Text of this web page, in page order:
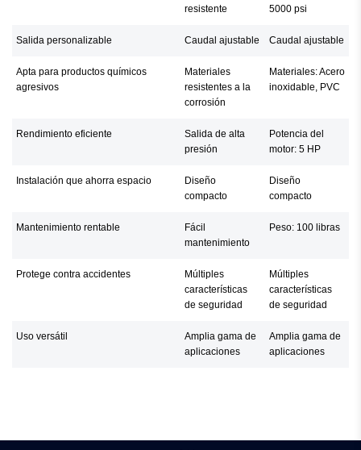
resistente
5000 psi
Salida personalizable Caudal ajustable Caudal ajustable
Apta para productos químicos
agresivos
Materiales
resistentes a la
corrosión
Materiales: Acero
inoxidable, PVC
Rendimiento eficiente
Salida de alta
presión
Potencia del
motor: 5 HP
Instalación que ahorra espacio
Diseño
compacto
Diseño
compacto
Mantenimiento rentable
Fácil
mantenimiento
Peso: 100 libras
Protege contra accidentes
Múltiples
características
de seguridad
Múltiples
características
de seguridad
Uso versátil
Amplia gama de
aplicaciones
Amplia gama de
aplicaciones